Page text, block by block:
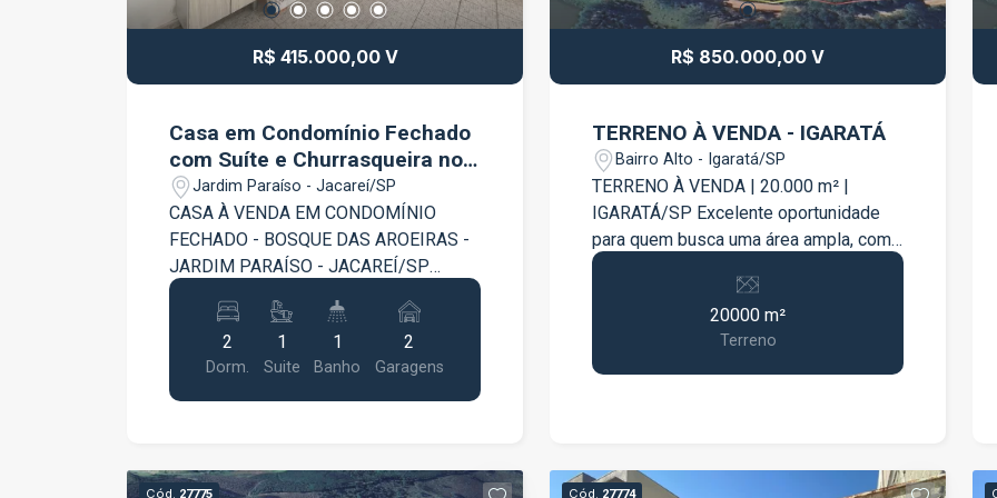
contato para mais informações e
R$ 415.000,00 V
Casa em Condomínio Fechado
com Suíte e Churrasqueira no
Jardim Paraíso - Bosque das
Aroeiras
Jardim Paraíso - Jacareí/SP
CASA À VENDA EM CONDOMÍNIO
FECHADO - BOSQUE DAS AROEIRAS -
JARDIM PARAÍSO - JACAREÍ/SP
Conforto, segurança e qualidade de
vida esperam por você nesta excelente
casa localizada no Condomínio Bosque
das Aroeiras, um dos condomínios
mais tranquilos da região, com fácil
excelente área de lazer privativa, este
2
Dorm.
1
Suite
1
Banho
2
Garagens
R$ 850.000,00 V
TERRENO À VENDA - IGARATÁ
Bairro Alto - Igaratá/SP
TERRENO À VENDA | 20.000 m² |
IGARATÁ/SP Excelente oportunidade
para quem busca uma área ampla, com
localização privilegiada e grande
potencial para investimento, lazer ou
empreendimento. Localizado de frente
para a Estrada Municipal José Augusto
Barbosa, em Igaratá, este terreno
asfaltada. Destaques do imóvel:
20000 m²
Terreno
Cód. 27775 Cód. 27774